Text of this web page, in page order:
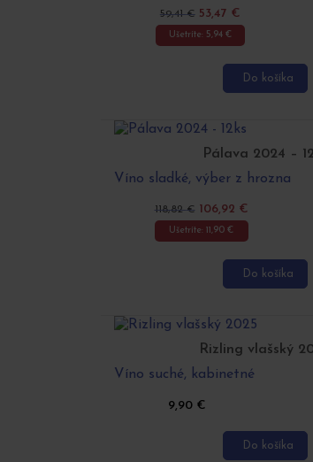
59,41€ 53,47 €
Ušetríte: 5,94 €
Do košíka
Pálava 2024 –
Víno sladké, výber z hrozna
118,82€ 106,92 €
Ušetríte: 11,90 €
Do košíka
Rizling vlašský
Víno suché, kabinetné
9,90 €
Do košíka